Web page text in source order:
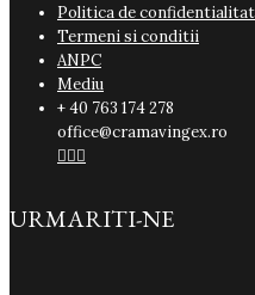
Politica de
Termeni si conditii
ANPC
Mediu
+ 40 763 174 278
office@cramavingex.ro

URMARITI-NE